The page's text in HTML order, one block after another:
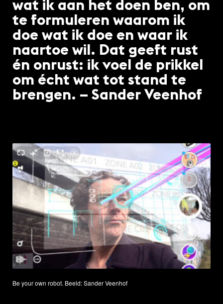
wat ik aan het doen ben, om
te formuleren waarom ik
doe wat ik doe en waar ik
naartoe wil. Dat geeft rust
én onrust: ik voel de prikkel
om écht wat tot stand te
brengen. – Sander Veenhof
Be your own robot. Beeld: Sander Veenhof